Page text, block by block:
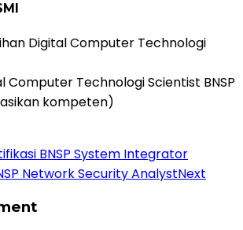
Digital Computer Technologi
Computer Technologi Scientist BNSP
kompeten)
BNSP System Integrator
Network Security AnalystNext